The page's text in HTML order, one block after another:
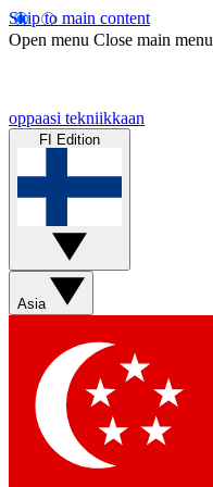
Skip to main content
Open menu Close main menu
oppaasi tekniikkaan
FI Edition
Asia